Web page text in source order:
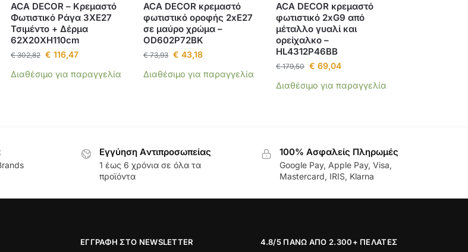
ACA DECOR – Κρεμαστό
Φωτιστικό Ράγα 3ΧΕ27
Τσιμέντο + Δέρμα
62Χ20ΧΗ110cm
€302,82 € 116,47
Διαθέσιμο για παραγγελία
ACA DECOR κρεμαστό
φωτιστικό οροφής 2xE27
σε μαύρο χρώμα –
OD602P72BK
€73,93 € 43,18
Διαθέσιμο για παραγγελία
ACA DECOR κρεμαστό
φωτιστικό 2xG9 από
μέταλλο γυαλί και
ορείχαλκο –
HL4312P46BB
€179,50 € 69,04
Διαθέσιμο για παραγγελία
Εγγύηση Aντιπροσωπείας
1 έως 6 χρόνια σε όλα τα
προϊόντα
100% Ασφαλείς Πληρωμές
Google Pay, Apple Pay, Visa,
Mastercard, IRIS, Klarna
ΕΓΓΡΑΦΉ ΣΤΟ NEWSLETTER 4.8/5 ΠΆΝΩ ΑΠΌ 2.300+ ΠΕΛΆΤΕΣ